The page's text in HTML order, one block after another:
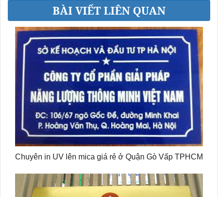
BÀI VIẾT LIÊN QUAN
Chuyên in UV lên mica giá rẻ ở Quận Gò Vấp TPHCM